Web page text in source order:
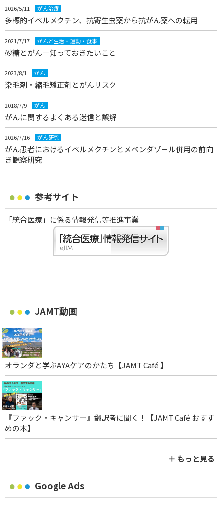
2026/5/11 がん治療
多標的イベルメクチン、抗寄生虫薬から抗がん薬への転用
2021/7/17 がんと生活・運動・食事
砂糖とがん－知っておきたいこと
2023/8/1 がん
染毛剤・縮毛矯正剤とがんリスク
2018/7/9 がん
がんに関するよくある迷信と誤解
2026/7/16 がん研究
がん患者におけるイベルメクチンとメベンダゾール併用の前向
き観察研究
参考サイト
「統合医療」に係る情報発信等推進事業
JAMT動画
オランダと学ぶAYAケアのかたち【JAMT Café 】
『ファック・キャンサー』翻訳者に聞く！【JAMT Café おすす
めの本】
＋ もっと見る
Google Ads